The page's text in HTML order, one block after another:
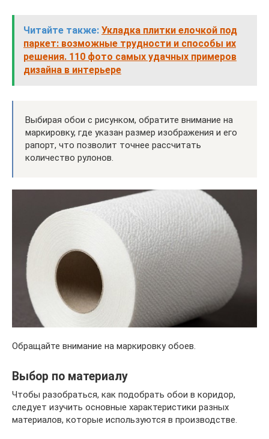
Читайте также: Укладка плитки елочкой под
паркет: возможные трудности и способы их
решения. 110 фото самых удачных примеров
дизайна в интерьере
Выбирая обои с рисунком, обратите внимание на
маркировку, где указан размер изображения и его
рапорт, что позволит точнее рассчитать
количество рулонов.
Обращайте внимание на маркировку обоев.
Выбор по материалу
Чтобы разобраться, как подобрать обои в коридор,
следует изучить основные характеристики разных
материалов, которые используются в производстве.